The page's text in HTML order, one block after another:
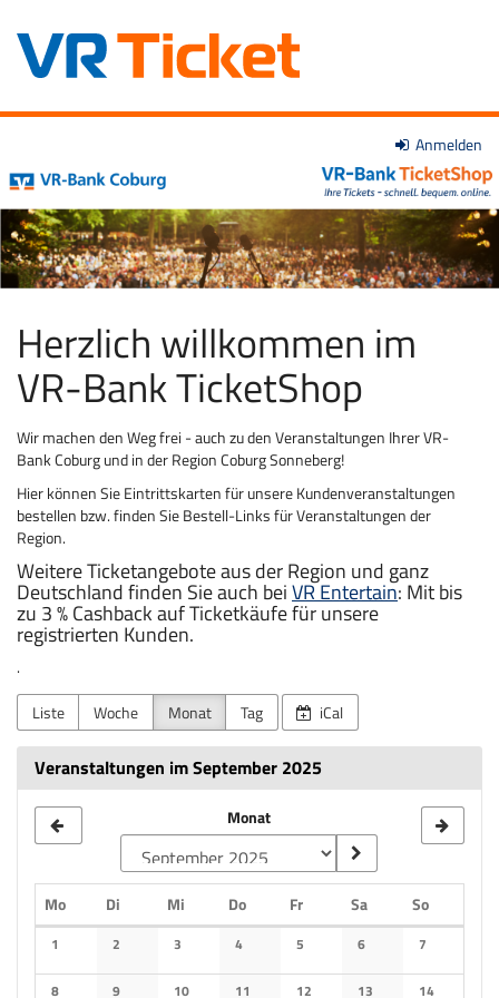
Inhalt
springen
Anmelden
VR-
Bank
Coburg
Herzlich willkommen im
VR-Bank TicketShop
Wir machen den Weg frei - auch zu den Veranstaltungen Ihrer VR-
Bank Coburg und in der Region Coburg Sonneberg!
Hier können Sie Eintrittskarten für unsere Kundenveranstaltungen
bestellen bzw. finden Sie Bestell-Links für Veranstaltungen der
Region.
Weitere Ticketangebote aus der Region und ganz
Deutschland finden Sie auch beiVR Entertain: Mit bis
zu 3 % Cashback auf Ticketkäufe für unsere
registrierten Kunden.
.
Liste
Woche Monat Tag iCal
Veranstaltungen im September 2025
Monat
Kalender
MoMontag
Di Dienstag
Mi Mittwoch
DoDonnerstag
FrFreitag SaSamstag
SoSonntag
1
Keine Veranstaltungen
2
Keine Veranstaltungen
3
Keine Veranstaltungen
4
Keine Veranstaltungen
5
Keine Veranstaltungen
6
Keine Veranstaltungen
7
Keine
8 9 10 11 12 13 14